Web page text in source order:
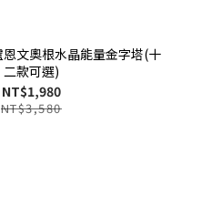
恩文奧根水晶能量金字塔(十
二款可選)
NT$1,980
NT$3,580